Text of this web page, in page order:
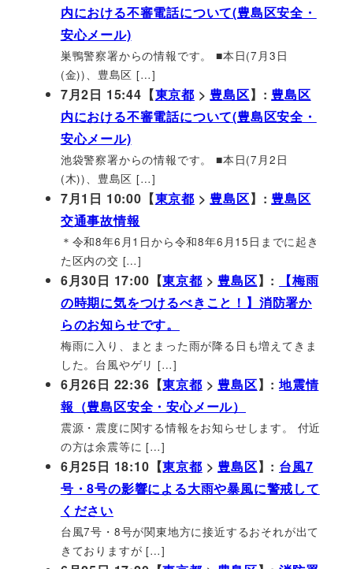
内における不審電話について(豊島区安全・
安心メール)
巣鴨警察署からの情報です。 ■本日(7月3日
(金))、豊島区 […]
7月2日 15:44【東京都 >豊島区】:豊島区
内における不審電話について(豊島区安全・
安心メール)
池袋警察署からの情報です。 ■本日(7月2日
(木))、豊島区 […]
7月1日 10:00【東京都 >豊島区】:豊島区
交通事故情報
＊令和8年6月1日から令和8年6月15日までに起き
た区内の交 […]
6月30日 17:00【東京都 >豊島区】:
【梅雨
の時期に気をつけるべきこと！】消防署か
らのお知らせです。
梅雨に入り、まとまった雨が降る日も増えてきま
した。台風やゲリ […]
6月26日 22:36【東京都 >豊島区】:地震情
報（豊島区安全・安心メール）
震源・震度に関する情報をお知らせします。 付近
の方は余震等に […]
6月25日 18:10【東京都 >豊島区】: 台風7
号・8号の影響による大雨や暴風に警戒して
ください
台風7号・8号が関東地方に接近するおそれが出て
きておりますが […]